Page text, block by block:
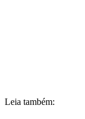
Leia também: